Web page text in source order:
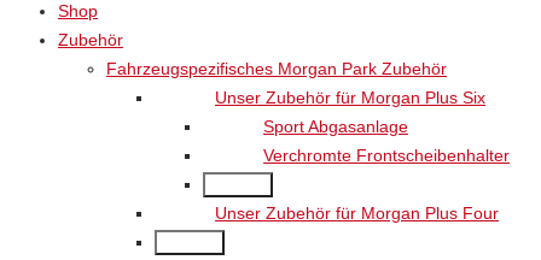
Shop
Zubehör
Fahrzeugspezifisches Morgan Park Zubehör
Unser Zubehör für Morgan Plus Six
Sport Abgasanlage
Verchromte Frontscheibenhalter
Unser Zubehör für Morgan Plus Four